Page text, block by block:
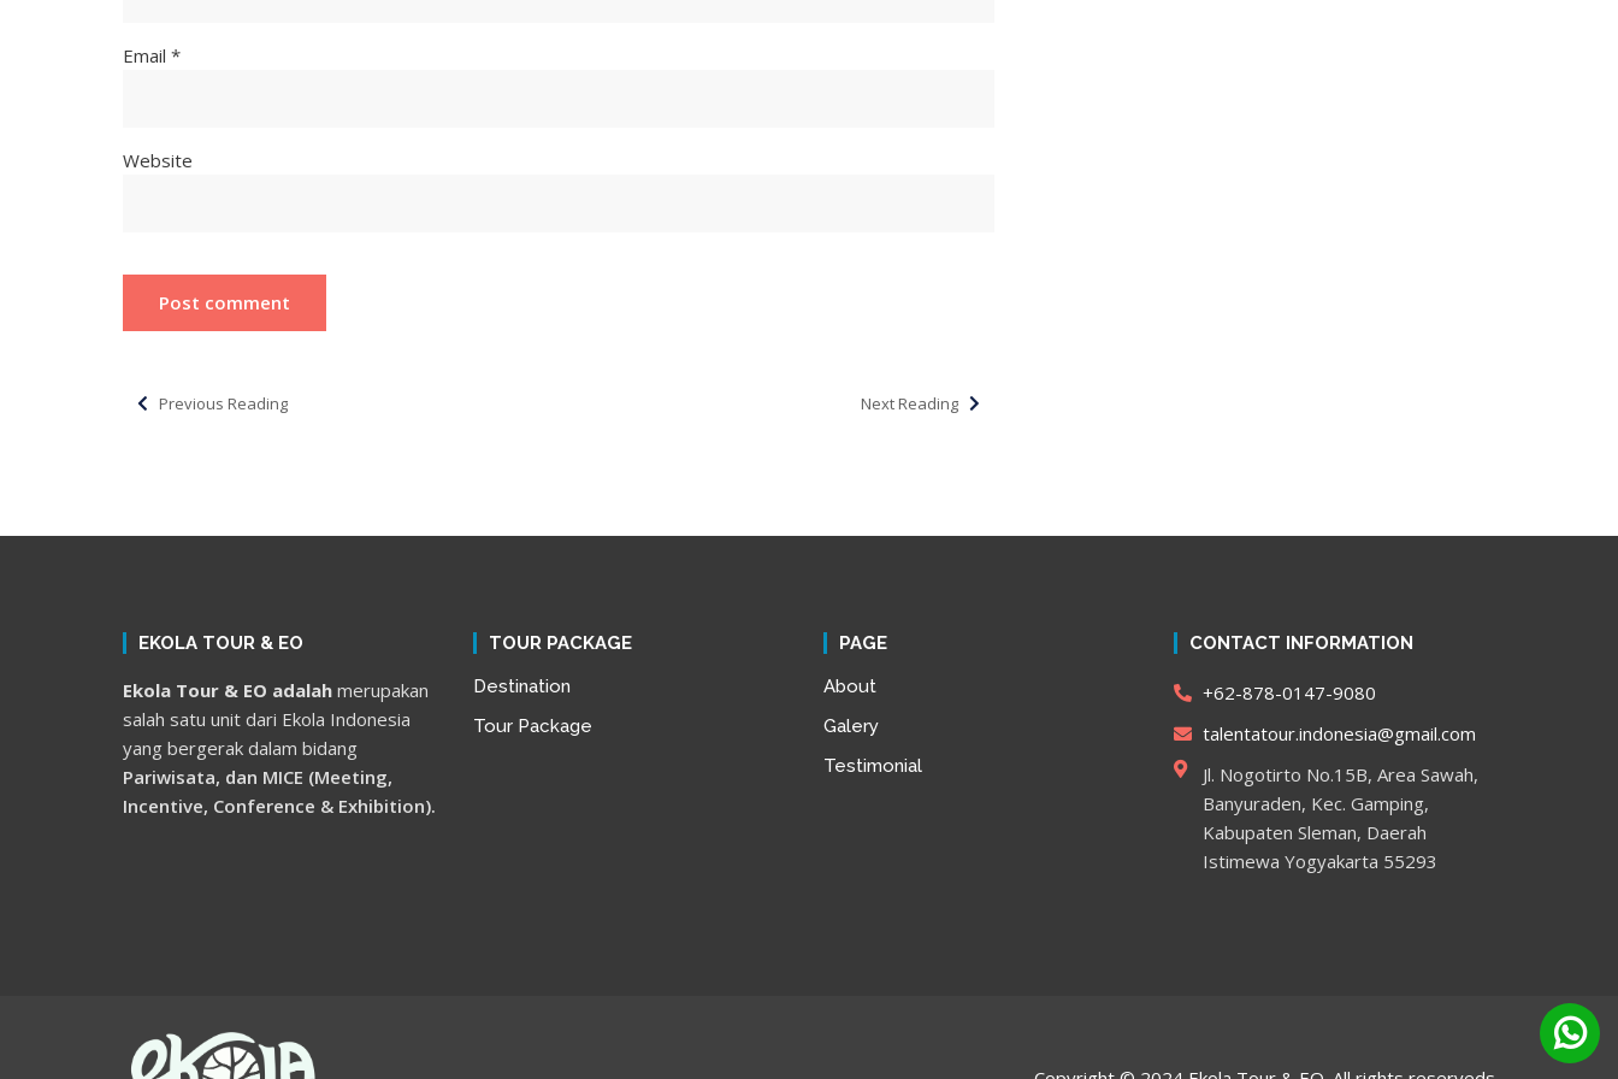
Email *
Website
Previous Reading Next Reading
EKOLA TOUR & EO
Ekola Tour & EO adalah merupakan
salah satu unit dari Ekola Indonesia
yang bergerak dalam bidang
Pariwisata, dan MICE (Meeting,
Incentive, Conference & Exhibition).
TOUR PACKAGE
Destination
Tour Package
PAGE
About
Galery
Testimonial
CONTACT INFORMATION
+62-878-0147-9080
talentatour.indonesia@gmail.com
Jl. Nogotirto No.15B, Area Sawah,
Banyuraden, Kec. Gamping,
Kabupaten Sleman, Daerah
Istimewa Yogyakarta 55293